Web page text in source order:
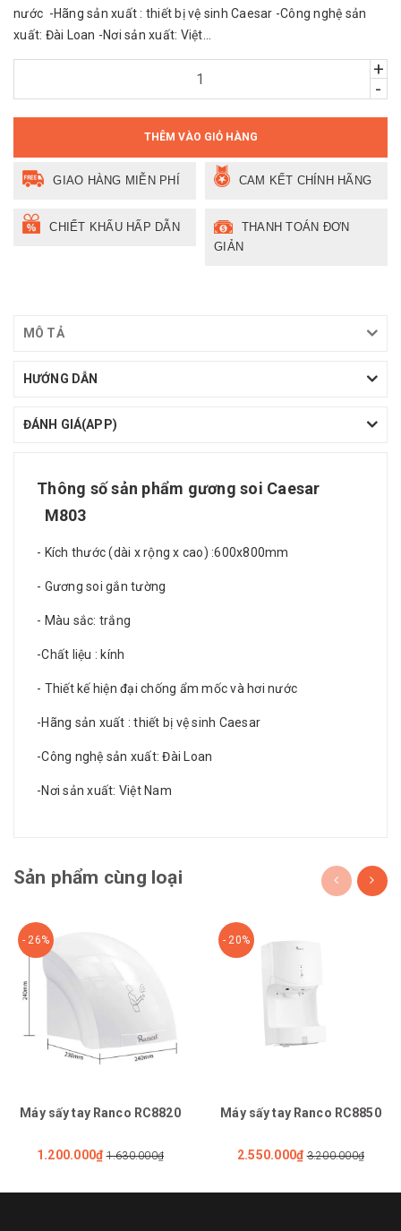
nước -Hãng sản xuất : thiết bị vệ sinh Caesar -Công nghệ sản
xuất: Đài Loan -Nơi sản xuất: Việt...
+
-
THÊM VÀO GIỎ HÀNG
GIAO HÀNG MIỄN PHÍ CAM KẾT CHÍNH HÃNG
CHIẾT KHẤU HẤP DẪN
THANH TOÁN ĐƠN
GIẢN
MÔ TẢ
HƯỚNG DẪN
ĐÁNH GIÁ(APP)
Thông số sản phẩm gương soi Caesar
M803
- Kích thước (dài x rộng x cao) :600x800mm
- Gương soi gắn tường
- Màu sắc: trắng
-Chất liệu : kính
- Thiết kế hiện đại chống ẩm mốc và hơi nước
-Hãng sản xuất : thiết bị vệ sinh Caesar
-Công nghệ sản xuất: Đài Loan
-Nơi sản xuất: Việt Nam
Sản phẩm cùng loại
- 26%
Máy sấy tay Ranco RC8820
1.200.000₫ 1.630.000₫
- 20%
Máy sấy tay Ranco RC8850
2.550.000₫ 3.200.000₫